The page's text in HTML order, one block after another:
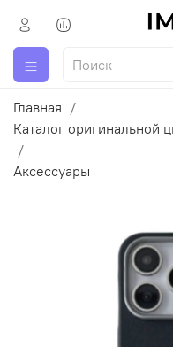
Главная
Каталог оригинальной
Аксессуары